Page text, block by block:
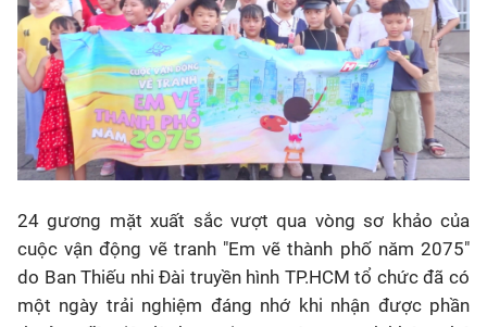
24 gương mặt xuất sắc vượt qua vòng sơ khảo của
cuộc vận động vẽ tranh "Em vẽ thành phố năm 2075"
do Ban Thiếu nhi Đài truyền hình TP.HCM tổ chức đã có
một ngày trải nghiệm đáng nhớ khi nhận được phần